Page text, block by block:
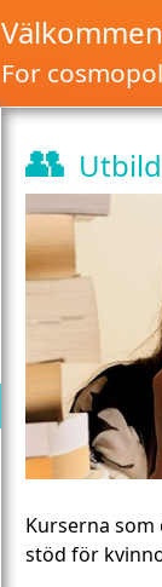
For
👥
Kurserna
stöd för